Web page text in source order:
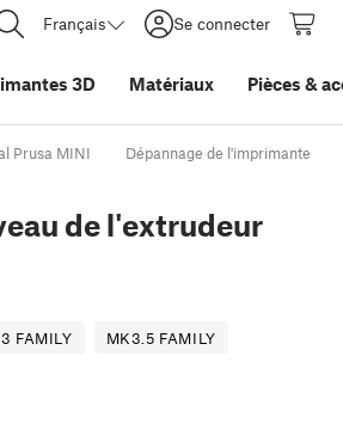
Français Se connecter
3D Matériaux Pièces &
Prusa MINI Dépannage de l'imprimante
de l'extrudeur
FAMILY
MK3.5 FAMILY